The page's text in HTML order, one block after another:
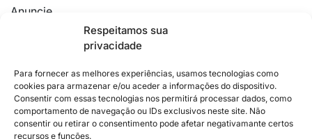
Respeitamos sua
privacidade
Para fornecer as melhores experiências, usamos tecnologias como
cookies para armazenar e/ou aceder a informações do dispositivo.
Consentir com essas tecnologias nos permitirá processar dados, como
comportamento de navegação ou IDs exclusivos neste site. Não
consentir ou retirar o consentimento pode afetar negativamante certos
recursos e funções.
Anuncie
Política de Cookies